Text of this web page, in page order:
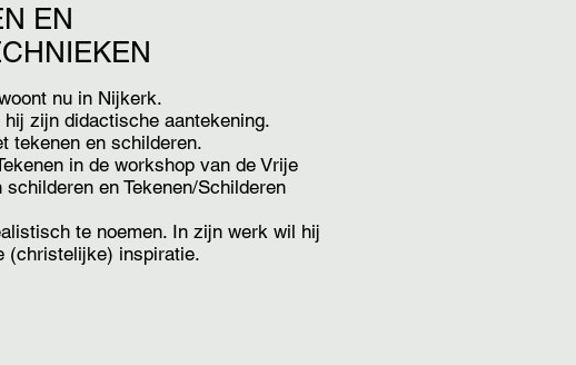
EN
nu in Nijkerk.
zijn didactische aantekening.
tekenen en schilderen.
in de workshop van de Vrije
en Tekenen/Schilderen
te noemen. In zijn werk wil hij
(christelijke) inspiratie.